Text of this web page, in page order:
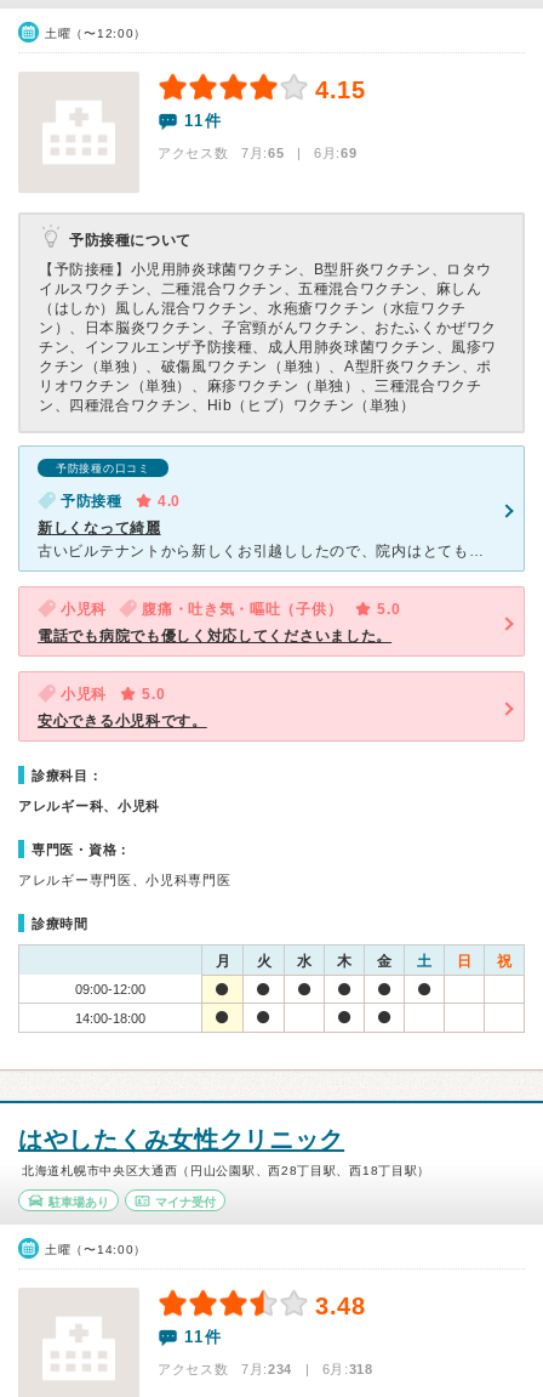
土曜（〜12:00）
4.15
11件
アクセス数 7月:65 | 6月:69
予防接種について
【予防接種】 小児用肺炎球菌ワクチン、B型肝炎ワクチン、ロタウ
イルスワクチン、二種混合ワクチン、五種混合ワクチン、麻しん
（はしか）風しん混合ワクチン、水疱瘡ワクチン（水痘ワクチ
ン）、日本脳炎ワクチン、子宮頸がんワクチン、おたふくかぜワク
チン、インフルエンザ予防接種、成人用肺炎球菌ワクチン、風疹ワ
クチン（単独）、破傷風ワクチン（単独）、A型肝炎ワクチン、ポ
リオワクチン（単独）、麻疹ワクチン（単独）、三種混合ワクチ
ン、四種混合ワクチン、Hib（ヒブ）ワクチン（単独）
予防接種の口コミ
予防接種
4.0
新しくなって綺麗
古いビルテナントから新しくお引越ししたので、院内はとても綺麗で清潔感が感じられます。 受付の方は女性で2人くらいいてどちらも優しいので、相談したりお話しやすいです。 予防接種の専用時間枠があって、
小児科 腹痛・吐き気・嘔吐（子供）
5.0
電話でも病院でも優しく対応してくださいました。
小児科
5.0
安心できる小児科です。
診療科目：
アレルギー科、小児科
専門医・資格：
アレルギー専門医、小児科専門医
診療時間
月 火 水 木 金 土 日 祝
09:00-12:00
14:00-18:00
はやしたくみ女性クリニック
北海道札幌市中央区大通西（円山公園駅、西28丁目駅、西18丁目駅）
駐車場あり マイナ受付
土曜（〜14:00）
3.48
11件
アクセス数 7月:234 | 6月:318